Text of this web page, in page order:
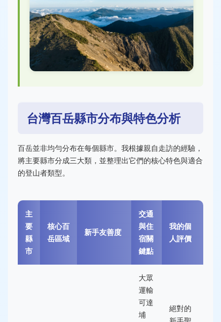
台灣百岳縣市分布與特色分析
百岳並非均勻分布在每個縣市。我根據親自走訪的經驗，
將主要縣市分成三大類，並整理出它們的核心特色與適合
的登山者類型。
主
要
縣
市
核心百
岳區域
新手友善度
交通
與住
宿關
鍵點
我的個
人評價
大眾
運輸
可達
埔
絕對的